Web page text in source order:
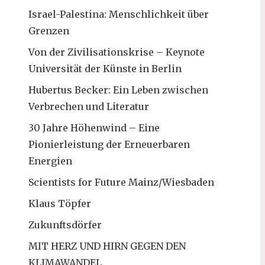
Israel-Palestina: Menschlichkeit über
Grenzen
Von der Zivilisationskrise – Keynote
Universität der Künste in Berlin
Hubertus Becker: Ein Leben zwischen
Verbrechen und Literatur
30 Jahre Höhenwind – Eine
Pionierleistung der Erneuerbaren
Energien
Scientists for Future Mainz/Wiesbaden
Klaus Töpfer
Zukunftsdörfer
MIT HERZ UND HIRN GEGEN DEN